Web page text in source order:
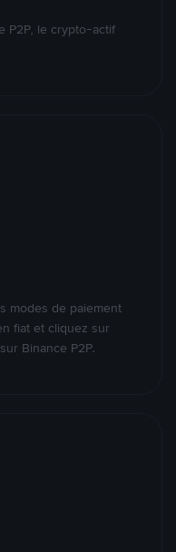
P2P, le crypto-actif
modes de paiement
fiat et cliquez sur
Binance P2P.